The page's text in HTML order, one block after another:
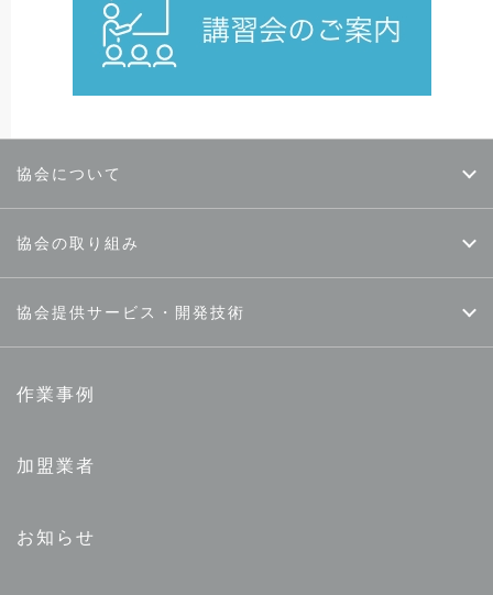
協会について
協会の取り組み
協会提供サービス・開発技術
作業事例
加盟業者
お知らせ